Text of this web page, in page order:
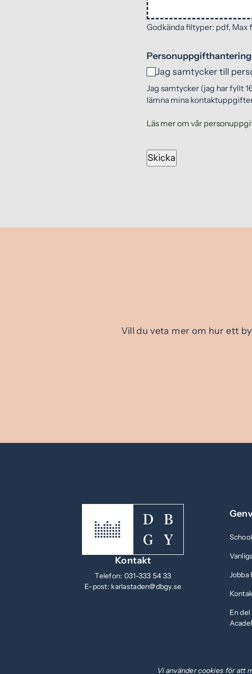
Godkända filtyper: pdf, Max
Personuppgifthantering
Jag samtycker till
Jag samtycker (jag har fyllt
lämna mina
Läs mer om vår
Vill du veta mer om hur ett
Kontakt
Telefon: 031-333 54 33
E-post: karlastaden@dbgy.se
Jobba
En del
Vi använder cookies för att